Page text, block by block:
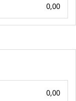
0,00
0,00